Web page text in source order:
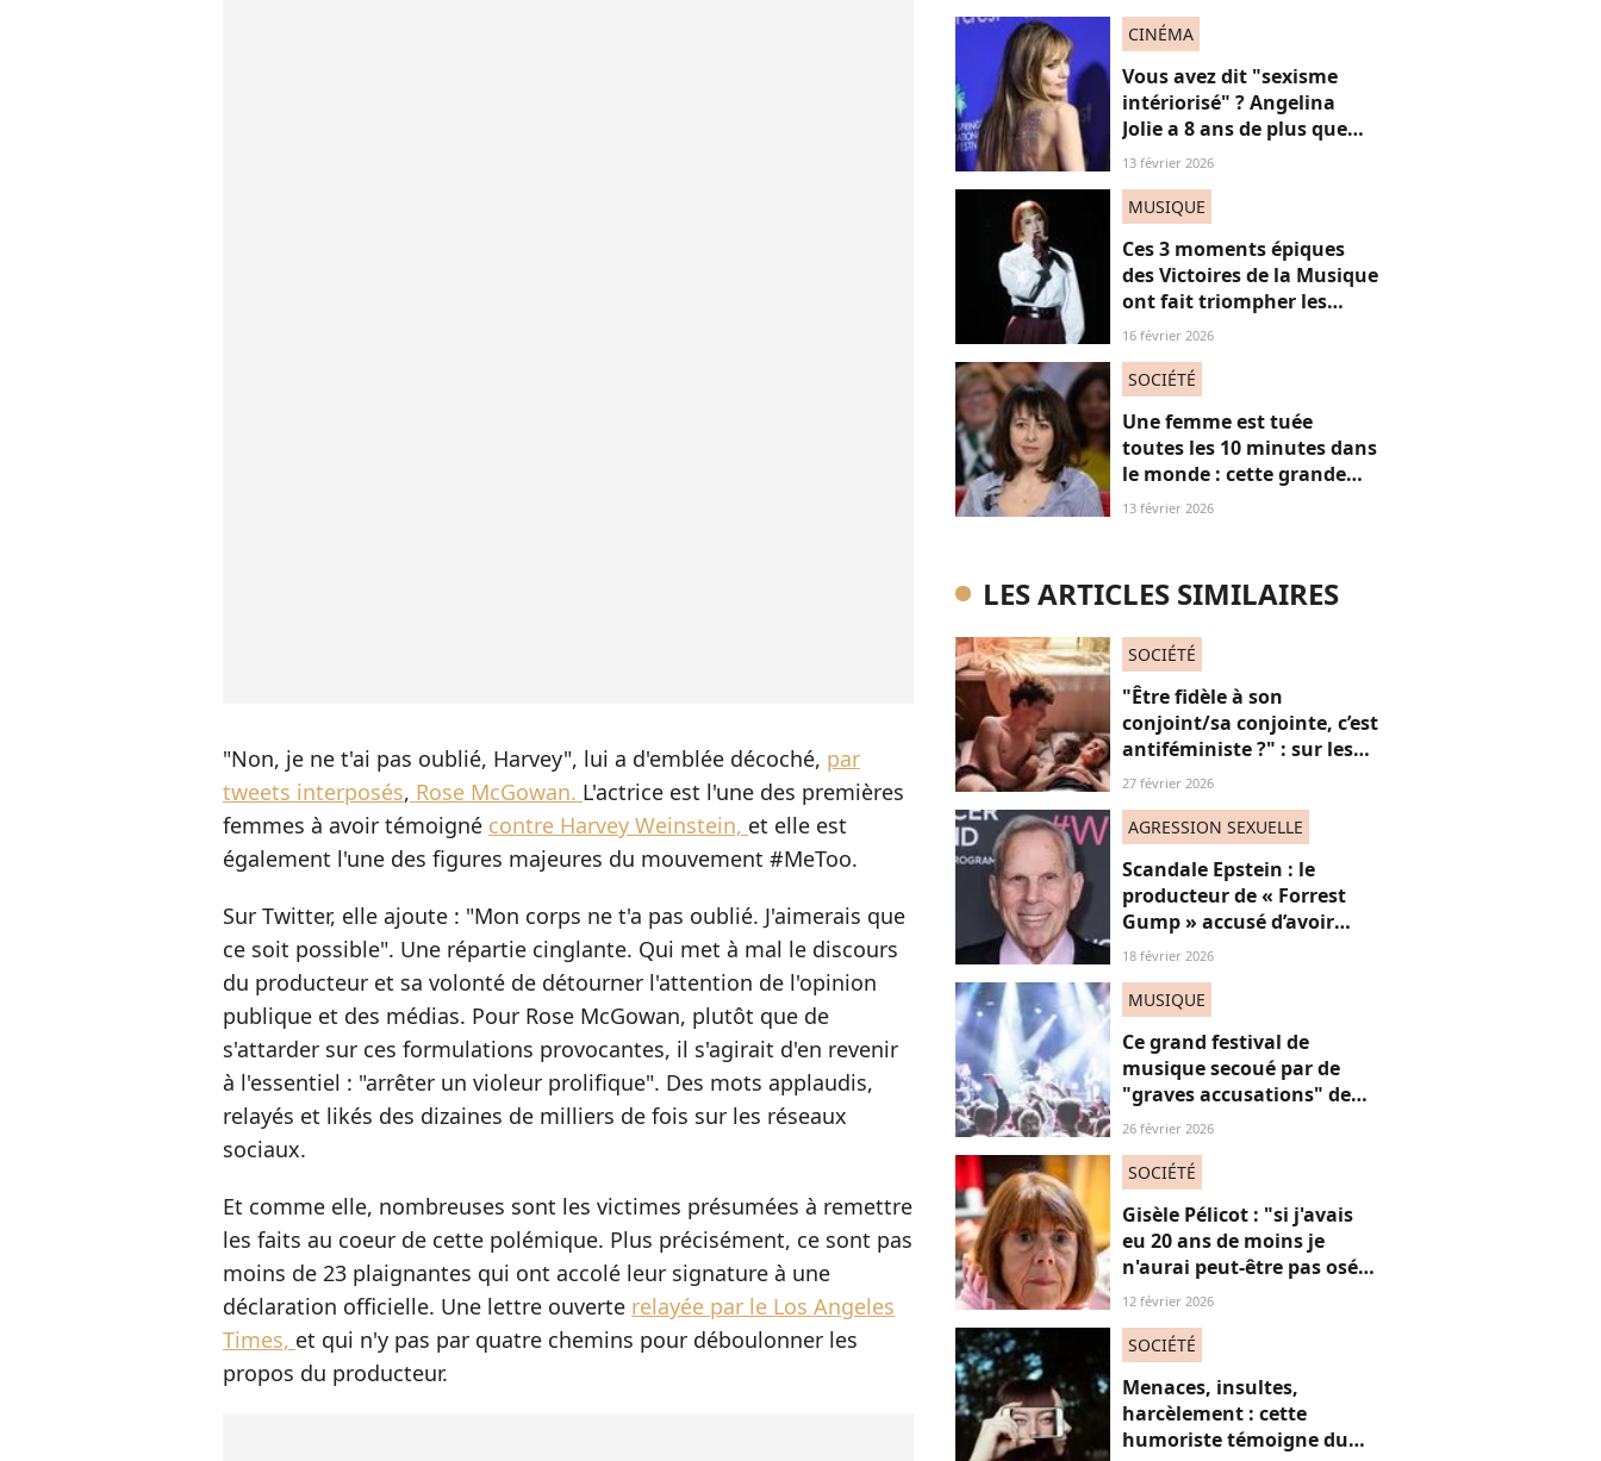
"Non, je ne t'ai pas oublié, Harvey", lui a d'emblée décoché, par
tweets interposés, Rose McGowan. L'actrice est l'une des premières
femmes à avoir témoigné contre Harvey Weinstein, et elle est
également l'une des figures majeures du mouvement #MeToo.
Sur Twitter, elle ajoute : "Mon corps ne t'a pas oublié. J'aimerais que
ce soit possible". Une répartie cinglante. Qui met à mal le discours
du producteur et sa volonté de détourner l'attention de l'opinion
publique et des médias. Pour Rose McGowan, plutôt que de
s'attarder sur ces formulations provocantes, il s'agirait d'en revenir
à l'essentiel : "arrêter un violeur prolifique". Des mots applaudis,
relayés et likés des dizaines de milliers de fois sur les réseaux
sociaux.
Et comme elle, nombreuses sont les victimes présumées à remettre
les faits au coeur de cette polémique. Plus précisément, ce sont pas
moins de 23 plaignantes qui ont accolé leur signature à une
déclaration officielle. Une lettre ouverte relayée par le Los Angeles
Times, et qui n'y pas par quatre chemins pour déboulonner les
propos du producteur.
CINÉMA
Vous avez dit "sexisme
intériorisé" ? Angelina
Jolie a 8 ans de plus que
Louis Garrel, son
rouges, et ça dérange... les
13 février 2026
MUSIQUE
Ces 3 moments épiques
des Victoires de la Musique
ont fait triompher les
femmes, mais surtout le
16 février 2026
SOCIÉTÉ
Une femme est tuée
toutes les 10 minutes dans
le monde : cette grande
actrice et amie de Marie
13 février 2026
LES ARTICLES SIMILAIRES
SOCIÉTÉ
"Être fidèle à son
conjoint/sa conjointe, c’est
antiféministe ?" : sur les
réseaux sociaux, cette
27 février 2026
AGRESSION SEXUELLE
Scandale Epstein : le
producteur de « Forrest
Gump » accusé d’avoir
sexuellement agressé une
18 février 2026
MUSIQUE
Ce grand festival de
musique secoué par de
"graves accusations" de
violences sexistes et
26 février 2026
SOCIÉTÉ
Gisèle Pélicot : "si j'avais
eu 20 ans de moins je
n'aurai peut-être pas osé
refuser le huis-clos"
12 février 2026
SOCIÉTÉ
Menaces, insultes,
harcèlement : cette
humoriste témoigne du